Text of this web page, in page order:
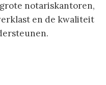
notariskantoren,
en de kwaliteit